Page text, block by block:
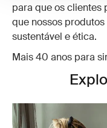
para que os clientes
que nossos
sustentável e ética.
Mais 40 anos para